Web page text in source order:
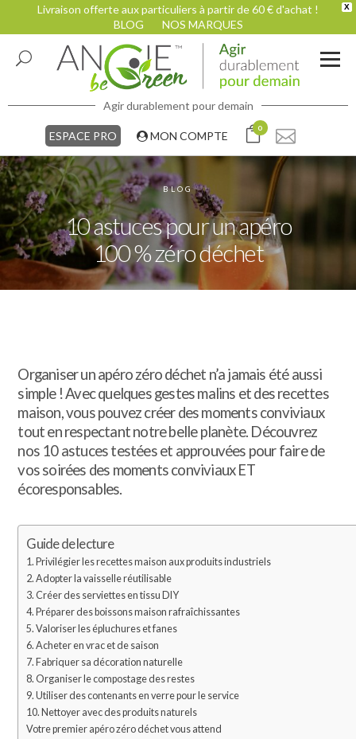
X
Livraison offerte aux particuliers à partir de 60 € d'achat !
BLOG
NOS MARQUES
Agir durablement pour demain
ESPACE PRO MON COMPTE
0
BLOG
10 astuces pour un apéro
100 % zéro déchet
Organiser un apéro zéro déchet n’a jamais été aussi
simple ! Avec quelques gestes malins et des recettes
maison, vous pouvez créer des moments conviviaux
tout en respectant notre belle planète. Découvrez
nos 10 astuces testées et approuvées pour faire de
vos soirées des moments conviviaux ET
écoresponsables.
Guide de lecture
1. Privilégier les recettes maison aux produits industriels
2. Adopter la vaisselle réutilisable
3. Créer des serviettes en tissu DIY
4. Préparer des boissons maison rafraîchissantes
5. Valoriser les épluchures et fanes
6. Acheter en vrac et de saison
7. Fabriquer sa décoration naturelle
8. Organiser le compostage des restes
9. Utiliser des contenants en verre pour le service
10. Nettoyer avec des produits naturels
Votre premier apéro zéro déchet vous attend